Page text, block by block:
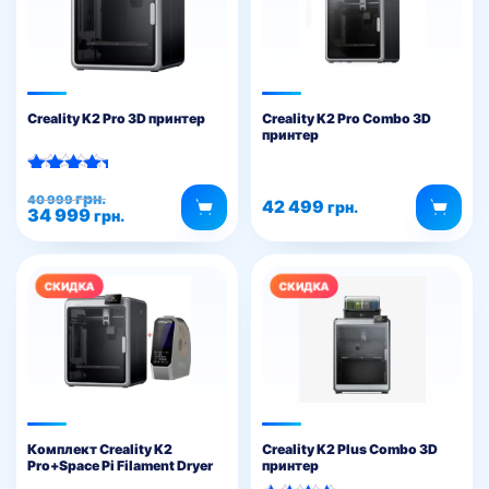
Creality K2 Pro 3D принтер
5.00
из 5
40 999грн.
Первоначальная
цена
40
999 грн..
34 999грн.
Текущая
цена:
999 грн..
Creality K2 Pro Combo 3D
принтер
42 499 грн.
Комплект Creality K2
Pro+Space Pi Filament Dryer
Creality K2 Plus Combo 3D
принтер